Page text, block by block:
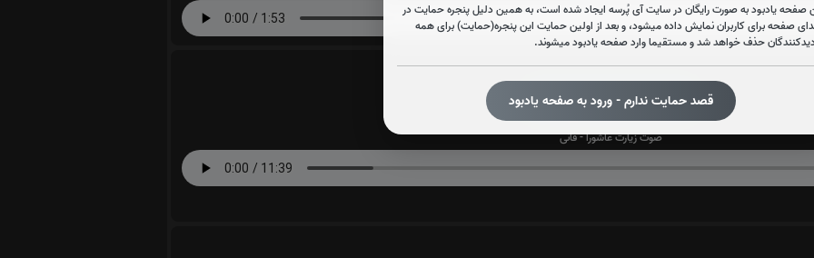
صفحه یادبود به صورت رایگان در سایت آی پُرسه ایجاد شده است، به همین دلیل پنجره حمایت در
صفحه برای کاربران نمایش داده میشود، و بعد از اولین حمایت این پنجره(حمایت) برای همه
حذف خواهد شد و مستقیما وارد صفحه یادبود میشوند.
قصد حمایت ندارم - ورود به صفحه یادبود
قرائت زیارت عاشورا را تقبل میکنم
صوت زیارت عاشورا - فانی